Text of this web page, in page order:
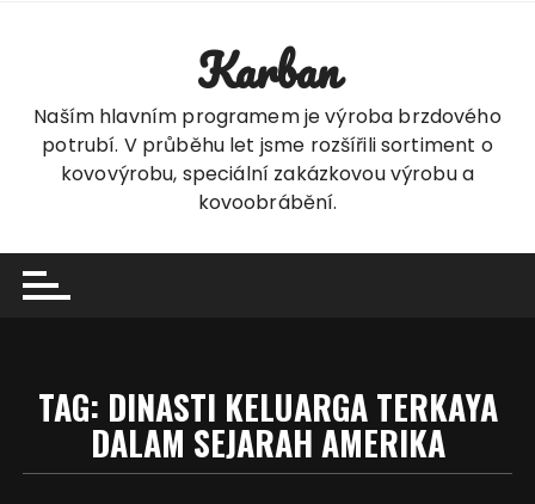
Karban
Naším hlavním programem je výroba brzdového
potrubí. V průběhu let jsme rozšířili sortiment o
kovovýrobu, speciální zakázkovou výrobu a
kovoobrábění.
TAG: DINASTI KELUARGA TERKAYA
DALAM SEJARAH AMERIKA